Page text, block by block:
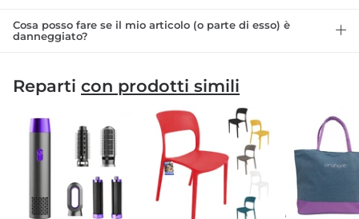
Cosa posso fare se il mio articolo (o parte di esso) è
danneggiato?
Reparti con prodotti simili